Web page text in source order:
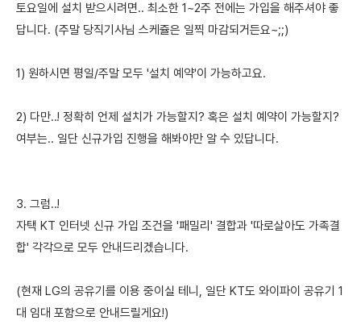
토요일에 설치 받으시려면.. 최소한 1~2주 전에는 가입을 해주셔야 좋
답니다. (주말 당직기사님 스케쥴은 일찍 마감되거든요~;;)
1) 원하시면 평일/주말 모두 '설치 예약'이 가능하고요.
2) 다만..! 정확히 언제 설치가 가능할지? 혹은 설치 예약이 가능할지?
여부는.. 일단 신규가입 진행을 해봐야만 알 수 있답니다.
3. 그럼..!
자택 KT 인터넷 신규 가입 조건을 '패밀리' 결합과 '따로살아도 가족결
합' 각각으로 모두 안내드리겠습니다.
(현재 LG의 공유기를 이용 중이실 테니, 일단 KT도 와이파이 공유기 1
대 임대 포함으로 안내드릴게요!)